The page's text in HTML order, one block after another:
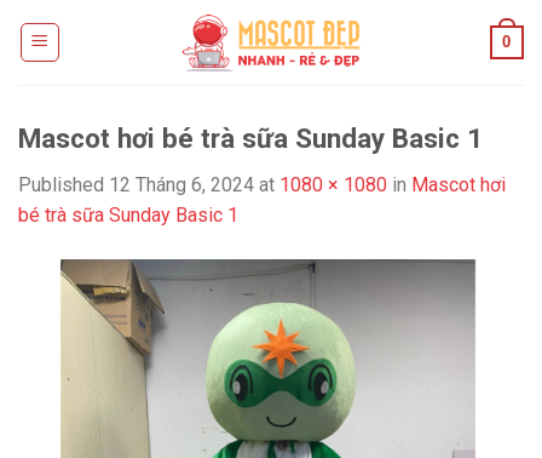
0
Mascot hơi bé trà sữa Sunday Basic 1
Published 12 Tháng 6, 2024 at 1080 × 1080 in Mascot hơi
bé trà sữa Sunday Basic 1